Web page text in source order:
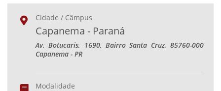
Cidade / Câmpus
Capanema - Paraná
Av. Botucaris, 1690, Bairro Santa Cruz, 85760-000
Capanema - PR
Modalidade